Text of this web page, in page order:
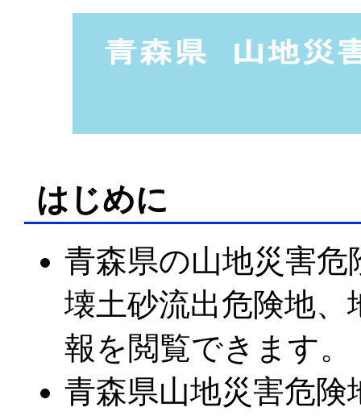
はじめに
青森県の山地災害危
壊土砂流出危険地
報を閲覧できます。
青森県山地災害危